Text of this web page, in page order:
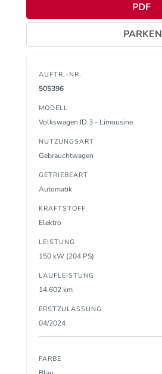
PDF
PARKEN
AUFTR.-NR.
505396
MODELL
Volkswagen ID.3 - Limousine
NUTZUNGSART
Gebrauchtwagen
GETRIEBEART
Automatik
KRAFTSTOFF
Elektro
LEISTUNG
150 kW (204 PS)
LAUFLEISTUNG
14.602 km
ERSTZULASSUNG
04/2024
FARBE